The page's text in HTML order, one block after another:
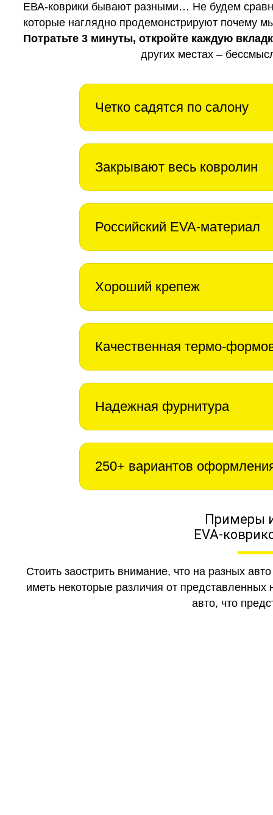
ЕВА-коврики бывают разными… Не будем
которые наглядно продемонстрируют почему
Потратьте 3 минуты, откройте каждую
других местах –
Четко садятся по салону
Закрывают весь ковролин
Российский EVA-материал
Хороший крепеж
Качественная термо-
Надежная фурнитура
250+ вариантов
Примеры
EVA-
Стоить заострить внимание, что на разных
иметь некоторые различия от
авто, что